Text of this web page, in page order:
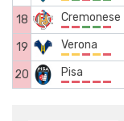
18
Cremonese
19
Verona
20
Pisa